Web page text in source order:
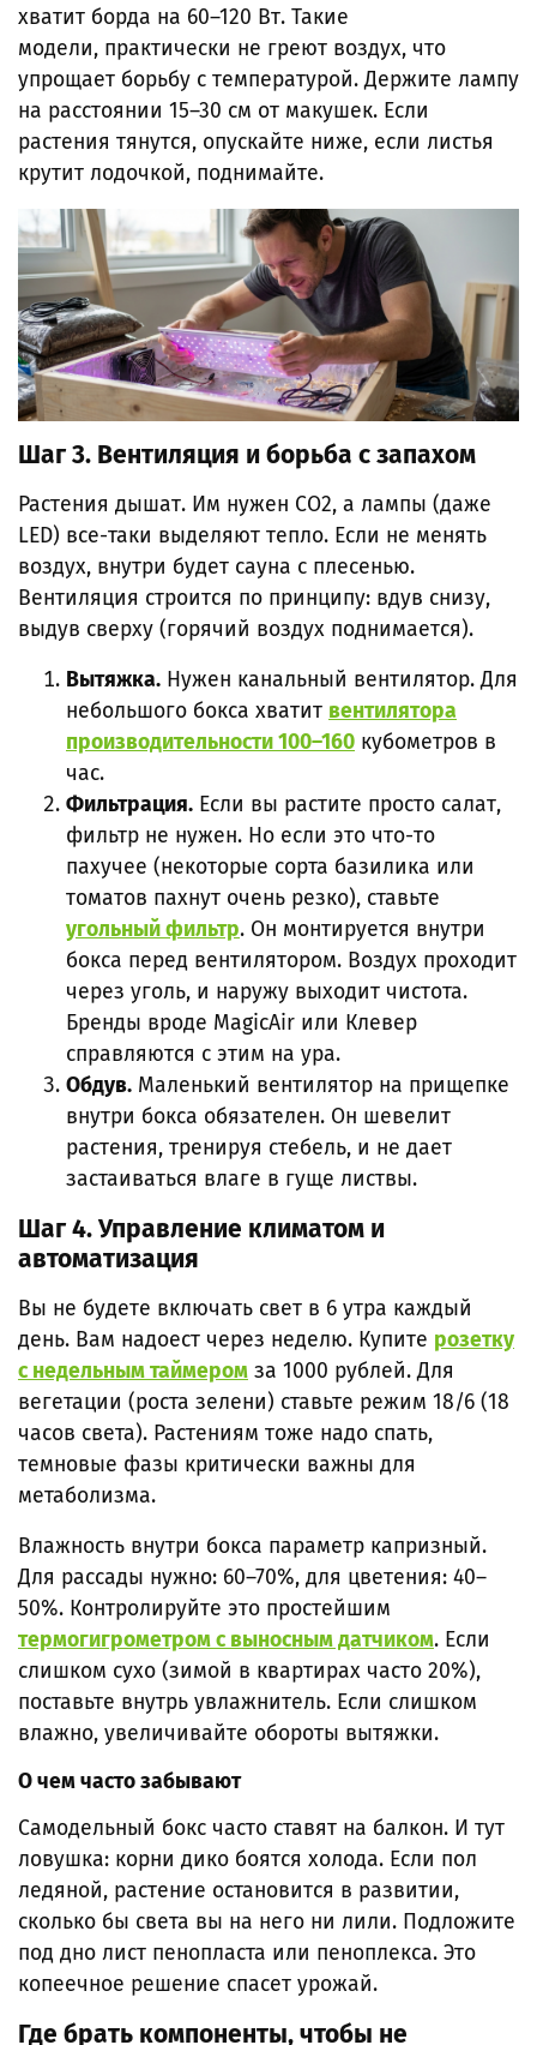
хватит борда на 60–120 Вт. Такие
модели, практически не греют воздух, что
упрощает борьбу с температурой. Держите лампу
на расстоянии 15–30 см от макушек. Если
растения тянутся, опускайте ниже, если листья
крутит лодочкой, поднимайте.
Шаг 3. Вентиляция и борьба с запахом
Растения дышат. Им нужен CO2, а лампы (даже
LED) все-таки выделяют тепло. Если не менять
воздух, внутри будет сауна с плесенью.
Вентиляция строится по принципу: вдув снизу,
выдув сверху (горячий воздух поднимается).
Вытяжка. Нужен канальный вентилятор. Для
небольшого бокса хватит вентилятора
производительности 100–160 кубометров в
час.
Фильтрация. Если вы растите просто салат,
фильтр не нужен. Но если это что-то
пахучее (некоторые сорта базилика или
томатов пахнут очень резко), ставьте
угольный фильтр. Он монтируется внутри
бокса перед вентилятором. Воздух проходит
через уголь, и наружу выходит чистота.
Бренды вроде MagicAir или Клевер
справляются с этим на ура.
Обдув. Маленький вентилятор на прищепке
внутри бокса обязателен. Он шевелит
растения, тренируя стебель, и не дает
застаиваться влаге в гуще листвы.
Шаг 4. Управление климатом и
автоматизация
Вы не будете включать свет в 6 утра каждый
день. Вам надоест через неделю. Купите розетку
с недельным таймером за 1000 рублей. Для
вегетации (роста зелени) ставьте режим 18/6 (18
часов света). Растениям тоже надо спать,
темновые фазы критически важны для
метаболизма.
Влажность внутри бокса параметр капризный.
Для рассады нужно: 60–70%, для цветения: 40–
50%. Контролируйте это простейшим
термогигрометром с выносным датчиком. Если
слишком сухо (зимой в квартирах часто 20%),
поставьте внутрь увлажнитель. Если слишком
влажно, увеличивайте обороты вытяжки.
О чем часто забывают
Самодельный бокс часто ставят на балкон. И тут
ловушка: корни дико боятся холода. Если пол
ледяной, растение остановится в развитии,
сколько бы света вы на него ни лили. Подложите
под дно лист пенопласта или пеноплекса. Это
копеечное решение спасет урожай.
Где брать компоненты, чтобы не